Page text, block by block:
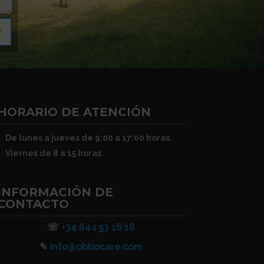
DE ATENCIÓN
De lunes a jueves de 9:00 a 17:00 horas.
Viernes de 8 a 15 horas
DE
☏ +34 644 53 16 18
✎ info@obbocare.com